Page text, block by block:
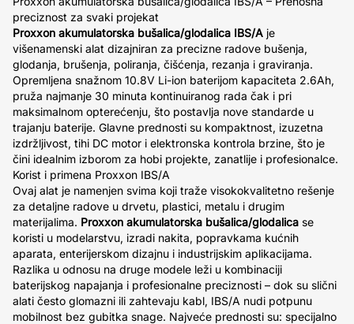
preciznost za svaki projekat
Proxxon akumulatorska bušalica/glodalica IBS/A je
višenamenski alat dizajniran za precizne radove bušenja,
glodanja, brušenja, poliranja, čišćenja, rezanja i graviranja.
Opremljena snažnom 10.8V Li-ion baterijom kapaciteta 2.6Ah,
pruža najmanje 30 minuta kontinuiranog rada čak i pri
maksimalnom opterećenju, što postavlja nove standarde u
trajanju baterije. Glavne prednosti su kompaktnost, izuzetna
izdržljivost, tihi DC motor i elektronska kontrola brzine, što je
čini idealnim izborom za hobi projekte, zanatlije i profesionalce.
Korist i primena Proxxon IBS/A
Ovaj alat je namenjen svima koji traže visokokvalitetno rešenje
za detaljne radove u drvetu, plastici, metalu i drugim
materijalima. Proxxon akumulatorska bušalica/glodalica se
koristi u modelarstvu, izradi nakita, popravkama kućnih
aparata, enterijerskom dizajnu i industrijskim aplikacijama.
Razlika u odnosu na druge modele leži u kombinaciji
baterijskog napajanja i profesionalne preciznosti – dok su slični
alati često glomazni ili zahtevaju kabl, IBS/A nudi potpunu
mobilnost bez gubitka snage. Najveće prednosti su: specijalno